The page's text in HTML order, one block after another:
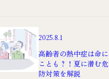
2025.8.1
高齢者の熱中症は命
ことも？！夏に潜む
防対策を解説